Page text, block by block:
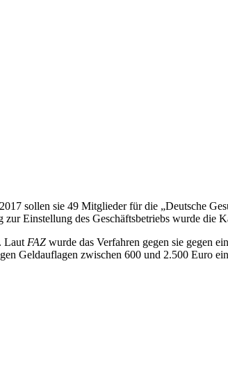
sollen sie 49 Mitglieder für die „Deutsche
zur Einstellung des Geschäftsbetriebs wurde die
LautFAZ wurde das Verfahren gegen sie gegen
Geldauflagen zwischen 600 und 2.500 Euro